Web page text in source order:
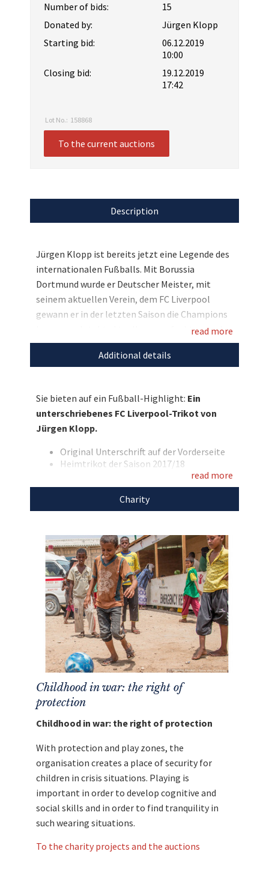
Number of bids:
15
Donated by:
Jürgen Klopp
Starting bid:
06.12.2019
10:00
Closing bid:
19.12.2019
17:42
Lot No.: 158868
To the current auctions
Description
Jürgen Klopp ist bereits jetzt eine Legende des
internationalen Fußballs. Mit Borussia
Dortmund wurde er Deutscher Meister, mit
seinem aktuellen Verein, dem FC Liverpool
gewann er in der letzten Saison die Champions
League und steht aktuell unangefochten an der
Tabellenspitze der Premier League. Und wir
dürfen pünktlich zu Weihnachten das ideale
Unterschrift auf einem Liverpool-Trikot der
Saison 2017/18. Bieten Sie mit und verschenken
Sie diese Überraschung an Ihren allerliebsten
Klopp-Fan!
einzigartige Weihnachtsgeschenkefür den
read more
Additional details
Sie bieten auf ein Fußball-Highlight: Ein
unterschriebenes FC Liverpool-Trikot von
Jürgen Klopp.
Original Unterschrift auf der Vorderseite
Heimtrikot der Saison 2017/18
Größe: S
Farbe: dunkelrot
Klopp verewigt sich auf einem Heimtrikot des
FC Liverpool“ leiten wir direkt, ohne Abzug von
Kosten, anTrikots ohne Grenzenweiter.
read more
Charity
Childhood in war: the right of
protection
Childhood in war: the right of protection
With protection and play zones, the
organisation creates a place of security for
children in crisis situations. Playing is
important in order to develop cognitive and
social skills and in order to find tranquility in
such wearing situations.
To the charity projects and the auctions